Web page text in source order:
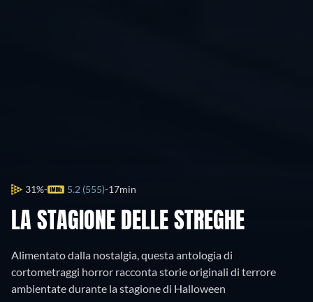
31% 5.2 (555) 17min
LA STAGIONE DELLE STREGHE
Alimentato dalla nostalgia, questa antologia di
cortometraggi horror racconta storie originali di terrore
ambientate durante la stagione di Halloween